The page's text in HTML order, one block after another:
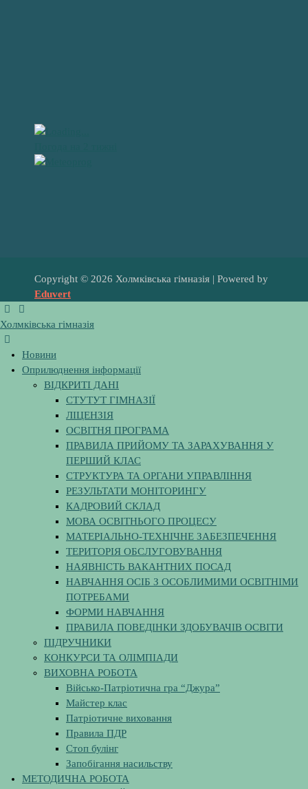
Copyright © 2026 Холмківська гімназія | Powered by
Eduvert
Холмківська гімназія
Новини
Оприлюднення інформації
ВІДКРИТІ ДАНІ
СТУТУТ ГІМНАЗІЇ
ЛІЦЕНЗІЯ
ОСВІТНЯ ПРОГРАМА
ПРАВИЛА ПРИЙОМУ ТА ЗАРАХУВАННЯ У
ПЕРШИЙ КЛАС
СТРУКТУРА ТА ОРГАНИ УПРАВЛІННЯ
РЕЗУЛЬТАТИ МОНІТОРИНГУ
КАДРОВИЙ СКЛАД
МОВА ОСВІТНЬОГО ПРОЦЕСУ
МАТЕРІАЛЬНО-ТЕХНІЧНЕ ЗАБЕЗПЕЧЕННЯ
ТЕРИТОРІЯ ОБСЛУГОВУВАННЯ
НАЯВНІСТЬ ВАКАНТНИХ ПОСАД
НАВЧАННЯ ОСІБ З ОСОБЛИМИМИ ОСВІТНІМИ
ПОТРЕБАМИ
ФОРМИ НАВЧАННЯ
ПРАВИЛА ПОВЕДІНКИ ЗДОБУВАЧІВ ОСВІТИ
ПІДРУЧНИКИ
КОНКУРСИ ТА ОЛІМПІАДИ
ВИХОВНА РОБОТА
Військо-Патріотична гра “Джура”
Майстер клас
Патріотичне виховання
Правила ПДР
Стоп булінг
Запобігання насильству
МЕТОДИЧНА РОБОТА